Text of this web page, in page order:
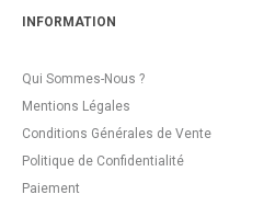
INFORMATION
Qui Sommes-Nous ?
Mentions Légales
Conditions Générales de Vente
Politique de Confidentialité
Paiement